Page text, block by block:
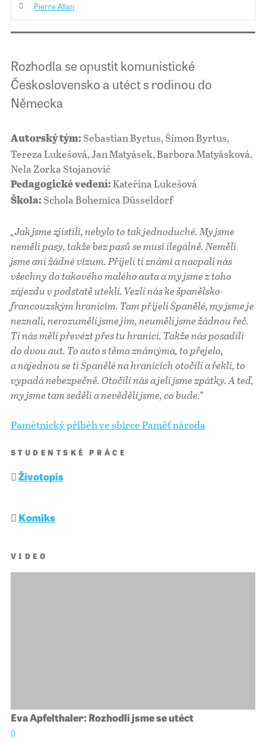
Pierre Allan
Rozhodla se opustit komunistické
Československo a utéct s rodinou do
Německa
Autorský tým: Sebastian Byrtus, Šimon Byrtus,
Tereza Lukešová, Jan Matyásek, Barbora Matyásková,
Nela Zorka Stojanovič
Pedagogické vedení: Kateřina Lukešová
Škola: Schola Bohemica Düsseldorf
„Jak jsme zjistili, nebylo to tak jednoduché. My jsme
neměli pasy, takže bez pasů se musí ilegálně. Neměli
jsme ani žádné vízum. Přijeli ti známí a nacpali nás
všechny do takového malého auta a my jsme z toho
zájezdu v podstatě utekli. Vezli nás ke španělsko-
francouzským hranicím. Tam přijeli Španělé, my jsme je
neznali, nerozuměli jsme jim, neuměli jsme žádnou řeč.
Ti nás měli převézt přes tu hranici. Takže nás posadili
do dvou aut. To auto s těma známýma, to přejelo,
a najednou se ti Španělé na hranicích otočili a řekli, to
vypadá nebezpečně. Otočili nás a jeli jsme zpátky. A teď,
my jsme tam seděli a nevěděli jsme, co bude.“
Pamětnický příběh ve sbírce Paměť národa
STUDENTSKÉ PRÁCE
Životopis
Komiks
VIDEO
Eva Apfelthaler: Rozhodli jsme se utéct
()